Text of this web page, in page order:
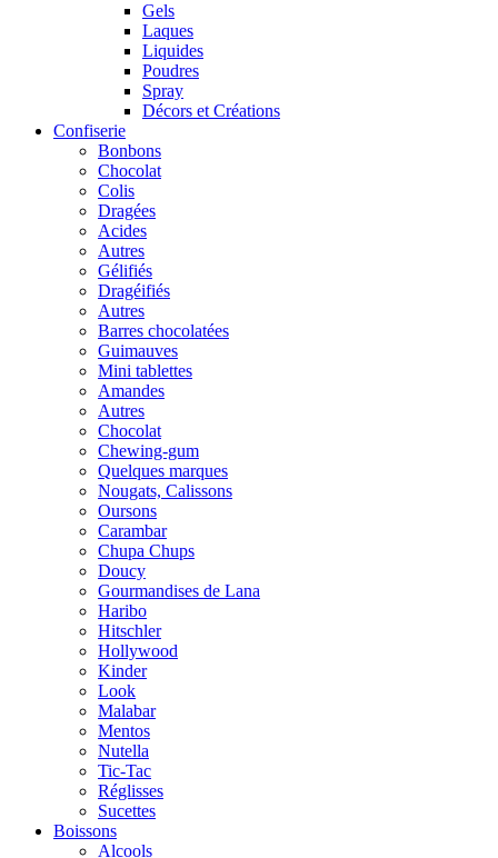
Gels
Laques
Liquides
Poudres
Spray
Décors et Créations
Confiserie
Bonbons
Chocolat
Colis
Dragées
Acides
Autres
Gélifiés
Dragéifiés
Autres
Barres chocolatées
Guimauves
Mini tablettes
Amandes
Autres
Chocolat
Chewing-gum
Quelques marques
Nougats, Calissons
Oursons
Carambar
Chupa Chups
Doucy
Gourmandises de Lana
Haribo
Hitschler
Hollywood
Kinder
Look
Malabar
Mentos
Nutella
Tic-Tac
Réglisses
Sucettes
Boissons
Alcools